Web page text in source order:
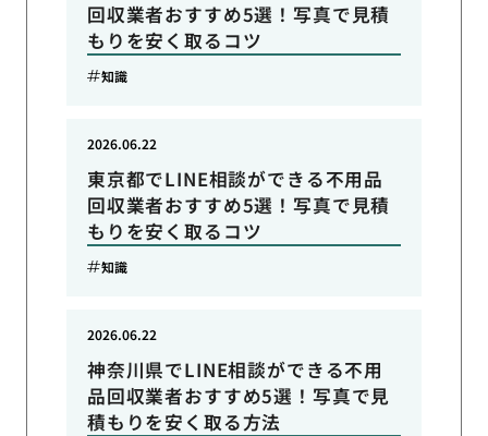
回収業者おすすめ5選！写真で見積
もりを安く取るコツ
知識
東京都でLINE相談ができる不用品
回収業者おすすめ5選！写真で見積
もりを安く取るコツ
2026.06.22
知識
神奈川県でLINE相談ができる不用
品回収業者おすすめ5選！写真で見
積もりを安く取る方法
2026.06.22